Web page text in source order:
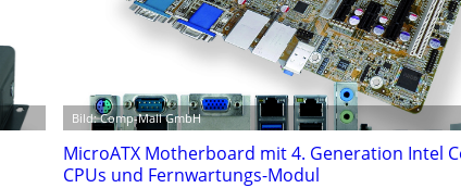
Bild: Comp-Mall GmbH
MicroATX Motherboard mit 4. Generation Intel
CPUs und Fernwartungs-Modul